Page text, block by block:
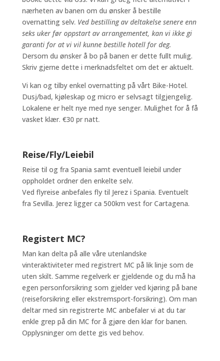
nærheten av banen om du ønsker å bestille
overnatting selv. Ved bestilling av deltakelse senere enn
seks uker før oppstart av arrangementet, kan vi ikke gi
garanti for at vi vil kunne bestille hotell for deg.
Dersom du ønsker å bo på banen er dette fullt mulig.
Skriv gjerne dette i merknadsfeltet om det er aktuelt.
Vi kan og tilby enkel overnatting på vårt Bike-Hotel.
Dusj/bad, kjøleskap og micro er selvsagt tilgjengelig.
Lokalene er helt nye med nye senger. Mulighet for å få
vasket klær. €30 pr natt.
Reise/Fly/Leiebil
Reise til og fra Spania samt eventuell leiebil under
oppholdet ordner den enkelte selv.
Ved flyreise anbefales fly til Jerez i Spania. Eventuelt
fra Sevilla. Jerez ligger ca 500km vest for Cartagena.
Registert MC?
Man kan delta på alle våre utenlandske
vinteraktiviteter med registrert MC på lik linje som de
uten skilt. Samme regelverk er gjeldende og du må ha
egen personforsikring som gjelder ved kjøring på bane
(reiseforsikring eller ekstremsport-forsikring). Om man
deltar med sin registrerte MC anbefaler vi at du tar
enkle grep på din MC for å gjøre den klar for banen.
Opplysninger om dette gis ved behov.